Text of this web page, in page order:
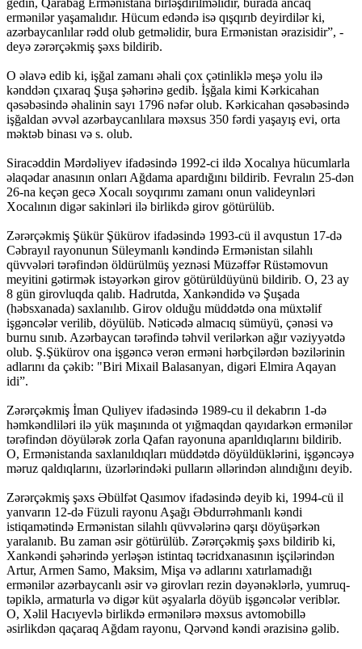
ermənilər yaşamalıdır. Hücum edəndə isə qışqırıb deyirdilər ki,
azərbaycanlılar rədd olub getməlidir, bura Ermənistan ərazisidir”, -
deyə zərərçəkmiş şəxs bildirib.
O əlavə edib ki, işğal zamanı əhali çox çətinliklə meşə yolu ilə
kənddən çıxaraq Şuşa şəhərinə gedib. İşğala kimi Kərkicahan
qəsəbəsində əhalinin sayı 1796 nəfər olub. Kərkicahan qəsəbəsində
işğaldan əvvəl azərbaycanlılara məxsus 350 fərdi yaşayış evi, orta
məktəb binası və s. olub.
Siracəddin Mərdəliyev ifadəsində 1992-ci ildə Xocalıya hücumlarla
əlaqədar anasının onları Ağdama apardığını bildirib. Fevralın 25-dən
26-na keçən gecə Xocalı soyqırımı zamanı onun valideynləri
Xocalının digər sakinləri ilə birlikdə girov götürülüb.
Zərərçəkmiş Şükür Şükürov ifadəsində 1993-cü il avqustun 17-də
Cəbrayıl rayonunun Süleymanlı kəndində Ermənistan silahlı
qüvvələri tərəfindən öldürülmüş yeznəsi Müzəffər Rüstəmovun
meyitini gətirmək istəyərkən girov götürüldüyünü bildirib. O, 23 ay
8 gün girovluqda qalıb. Hadrutda, Xankəndidə və Şuşada
(həbsxanada) saxlanılıb. Girov olduğu müddətdə ona müxtəlif
işgəncələr verilib, döyülüb. Nəticədə almacıq sümüyü, çənəsi və
burnu sınıb. Azərbaycan tərəfində təhvil verilərkən ağır vəziyyətdə
olub. Ş.Şükürov ona işgəncə verən erməni hərbçilərdən bəzilərinin
adlarını da çəkib: "Biri Mixail Balasanyan, digəri Elmira Aqayan
idi”.
Zərərçəkmiş İman Quliyev ifadəsində 1989-cu il dekabrın 1-də
həmkəndliləri ilə yük maşınında ot yığmaqdan qayıdarkən ermənilər
tərəfindən döyülərək zorla Qafan rayonuna aparıldıqlarını bildirib.
O, Ermənistanda saxlanıldıqları müddətdə döyüldüklərini, işgəncəyə
məruz qaldıqlarını, üzərlərindəki pulların əllərindən alındığını deyib.
Zərərçəkmiş şəxs Əbülfət Qasımov ifadəsində deyib ki, 1994-cü il
yanvarın 12-də Füzuli rayonu Aşağı Əbdurrəhmanlı kəndi
istiqamətində Ermənistan silahlı qüvvələrinə qarşı döyüşərkən
yaralanıb. Bu zaman əsir götürülüb. Zərərçəkmiş şəxs bildirib ki,
Xankəndi şəhərində yerləşən istintaq təcridxanasının işçilərindən
Artur, Armen Samo, Maksim, Mişa və adlarını xatırlamadığı
ermənilər azərbaycanlı əsir və girovları rezin dəyənəklərlə, yumruq-
təpiklə, armaturla və digər küt əşyalarla döyüb işgəncələr veriblər.
O, Xəlil Hacıyevlə birlikdə ermənilərə məxsus avtomobillə
əsirlikdən qaçaraq Ağdam rayonu, Qərvənd kəndi ərazisinə gəlib.